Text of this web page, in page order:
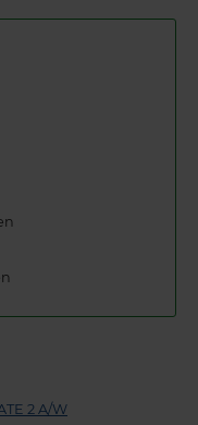
2 A/W